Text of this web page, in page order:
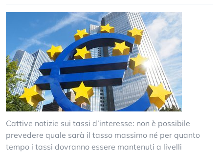
Cattive notizie sui tassi d’interesse: non è possibile
prevedere quale sarà il tasso massimo né per quanto
tempo i tassi dovranno essere mantenuti a livelli